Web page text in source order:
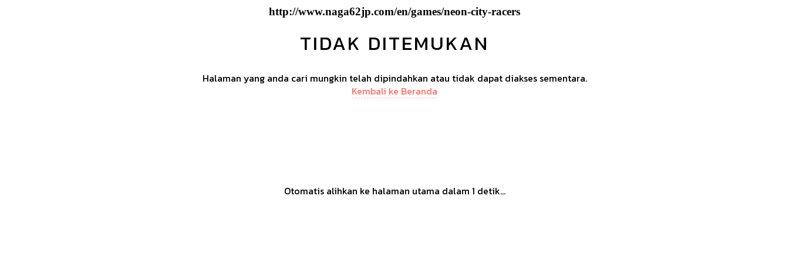
http://www.naga62jp.com/en/games/neon-city-racers
TIDAK DITEMUKAN
Halaman yang anda cari mungkin telah dipindahkan atau tidak dapat diakses sementara.
Kembali ke Beranda
Otomatis alihkan ke halaman utama dalam 1 detik...